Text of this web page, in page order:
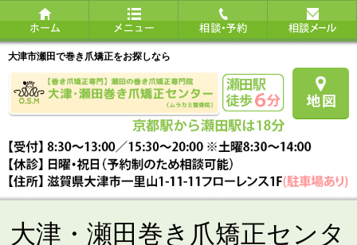
大津市瀬田で巻き爪矯正をお探しなら
大津・瀬田巻き爪矯正センタ